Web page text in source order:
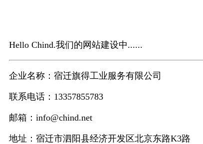
Hello Chind.我们的网站建设中......
企业名称：宿迁旗得工业服务有限公司
联系电话：13357855783
邮箱：info@chind.net
地址：宿迁市泗阳县经济开发区北京东路K3路